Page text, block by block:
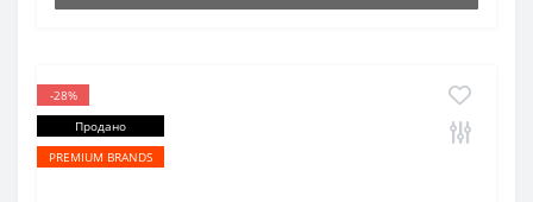
-28%
Продано
PREMIUM BRANDS